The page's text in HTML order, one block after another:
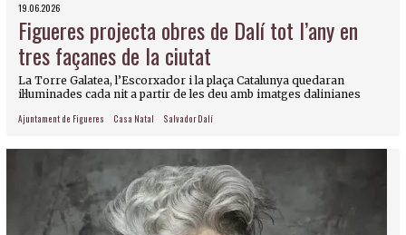
19.06.2026
Figueres projecta obres de Dalí tot l’any en
tres façanes de la ciutat
La Torre Galatea, l’Escorxador i la plaça Catalunya quedaran
il·luminades cada nit a partir de les deu amb imatges dalinianes
Ajuntament de Figueres Casa Natal Salvador Dalí